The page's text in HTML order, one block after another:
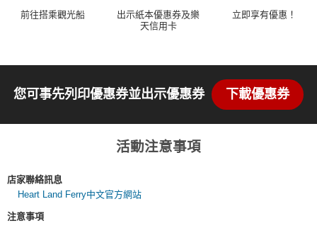
前往搭乘觀光船
出示紙本優惠券及樂
天信用卡
立即享有優惠！
您可事先列印優惠券並出示優惠券 下載優惠券
活動注意事項
店家聯絡訊息
Heart Land Ferry中文官方網站
注意事項